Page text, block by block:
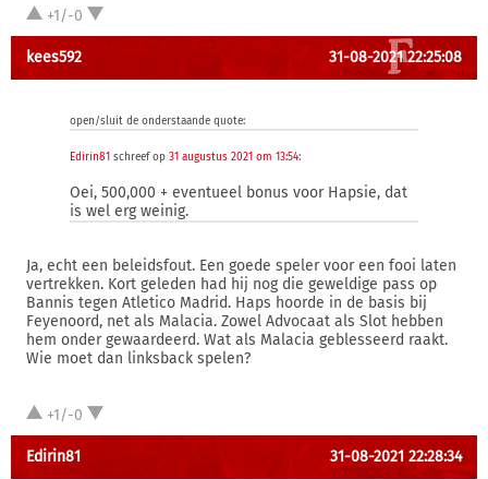
+1/-0
kees592 31-08-2021 22:25:08
open/sluit de onderstaande quote:
Edirin81 schreef op 31 augustus 2021 om 13:54:
Oei, 500,000 + eventueel bonus voor Hapsie, dat
is wel erg weinig.
Ja, echt een beleidsfout. Een goede speler voor een fooi laten
vertrekken. Kort geleden had hij nog die geweldige pass op
Bannis tegen Atletico Madrid. Haps hoorde in de basis bij
Feyenoord, net als Malacia. Zowel Advocaat als Slot hebben
hem onder gewaardeerd. Wat als Malacia geblesseerd raakt.
Wie moet dan linksback spelen?
+1/-0
Edirin81 31-08-2021 22:28:34